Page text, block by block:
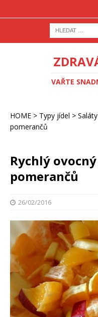
VAŘTE
HOME > Typy jídel > Saláty
pomerančů
Rychlý
pomerančů
26/02/2016